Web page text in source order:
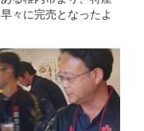
々に完売となったよ